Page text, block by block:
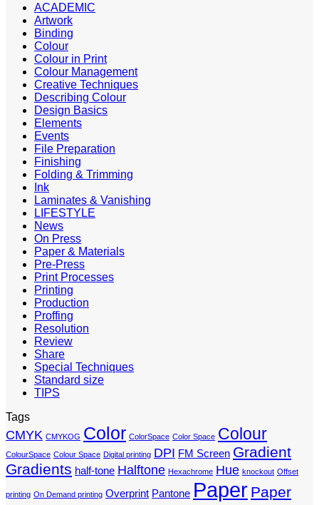
ACADEMIC
Artwork
Binding
Colour
Colour in Print
Colour Management
Creative Techniques
Describing Colour
Design Basics
Elements
Events
File Preparation
Finishing
Folding & Trimming
Ink
Laminates & Vanishing
LIFESTYLE
News
On Press
Paper & Materials
Pre-Press
Print Processes
Printing
Production
Proffing
Resolution
Review
Share
Special Techniques
Standard size
TIPS
Tags
CMYK CMYKOG Color ColorSpace Color Space Colour
ColourSpace Colour Space Digital printing DPI FM Screen Gradient
Gradients half-tone Halftone Hexachrome Hue knockout Offset
printing On Demand printing Overprint Pantone Paper Paper